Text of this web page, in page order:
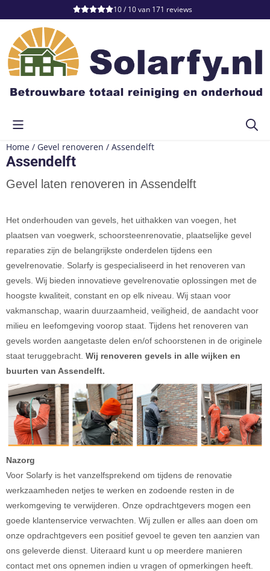
Cookievoorkeuren zijn momenteel gesloten.
10 / 10van 171 reviews
Home / Gevel renoveren / Assendelft
Assendelft
Gevel laten renoveren in Assendelft
Het onderhouden van gevels, het uithakken van voegen, het
plaatsen van voegwerk, schoorsteenrenovatie, plaatselijke gevel
reparaties zijn de belangrijkste onderdelen tijdens een
gevelrenovatie. Solarfy is gespecialiseerd in het renoveren van
gevels. Wij bieden innovatieve gevelrenovatie oplossingen met de
hoogste kwaliteit, constant en op elk niveau. Wij staan voor
vakmanschap, waarin duurzaamheid, veiligheid, de aandacht voor
milieu en leefomgeving voorop staat. Tijdens het renoveren van
gevels worden aangetaste delen en/of schoorstenen in de originele
staat teruggebracht. Wij renoveren gevels in alle wijken en
buurten van Assendelft.
Nazorg
Voor Solarfy is het vanzelfsprekend om tijdens de renovatie
werkzaamheden netjes te werken en zodoende resten in de
werkomgeving te verwijderen. Onze opdrachtgevers mogen een
goede klantenservice verwachten. Wij zullen er alles aan doen om
onze opdrachtgevers een positief gevoel te geven ten aanzien van
ons geleverde dienst. Uiteraard kunt u op meerdere manieren
contact met ons opnemen indien u vragen of opmerkingen heeft.